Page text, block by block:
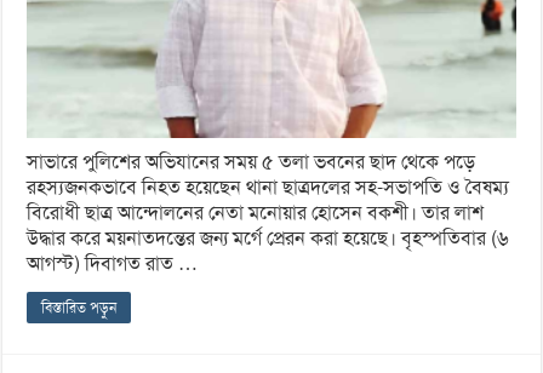
সাভারে পুলিশের অভিযানের সময় ৫ তলা ভবনের ছাদ থেকে পড়ে
রহস্যজনকভাবে নিহত হয়েছেন থানা ছাত্রদলের সহ-সভাপতি ও বৈষম্য
বিরোধী ছাত্র আন্দোলনের নেতা মনোয়ার হোসেন বকশী। তার লাশ
উদ্ধার করে ময়নাতদন্তের জন্য মর্গে প্রেরন করা হয়েছে। বৃহস্পতিবার (৬
আগস্ট) দিবাগত রাত …
বিস্তারিত পড়ুন